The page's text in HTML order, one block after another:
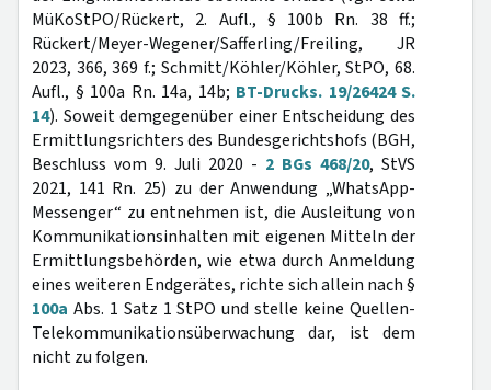
MüKoStPO/Rückert, 2. Aufl., § 100b Rn. 38 ff.;
Rückert/Meyer-Wegener/Safferling/Freiling, JR
2023, 366, 369 f.; Schmitt/Köhler/Köhler, StPO, 68.
Aufl., § 100a Rn. 14a, 14b; BT-Drucks. 19/26424 S.
14). Soweit demgegenüber einer Entscheidung des
Ermittlungsrichters des Bundesgerichtshofs (BGH,
Beschluss vom 9. Juli 2020 - 2 BGs 468/20, StVS
2021, 141 Rn. 25) zu der Anwendung „WhatsApp-
Messenger“ zu entnehmen ist, die Ausleitung von
Kommunikationsinhalten mit eigenen Mitteln der
Ermittlungsbehörden, wie etwa durch Anmeldung
eines weiteren Endgerätes, richte sich allein nach §
100a Abs. 1 Satz 1 StPO und stelle keine Quellen-
Telekommunikationsüberwachung dar, ist dem
nicht zu folgen.